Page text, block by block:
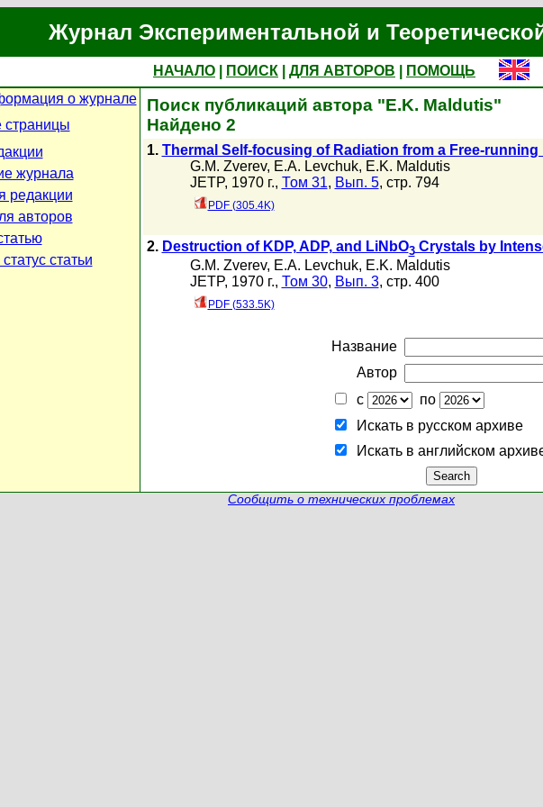
Журнал Экспериментальной и
НАЧАЛО ПОИСК ДЛЯ АВТОРОВ
ПОМОЩЬ
о журнале
страницы
журнала
редакции
авторов
статьи
Поиск публикаций автора "E.K. Maldutis"
Найдено 2
1. Thermal Self-focusing of Radiation from a Free-
G.M. Zverev, E.A. Levchuk, E.K. Maldutis
JETP, 1970 г., Том 31, Вып. 5, стр. 794
PDF (305.4K)
2. Destruction of KDP, ADP, and LiNbO3Crystals by
G.M. Zverev, E.A. Levchuk, E.K. Maldutis
JETP, 1970 г., Том 30, Вып. 3, стр. 400
PDF (533.5K)
Название
Автор
с
по
Искать в русском архиве
Искать в английском
Сообщить о технических проблемах